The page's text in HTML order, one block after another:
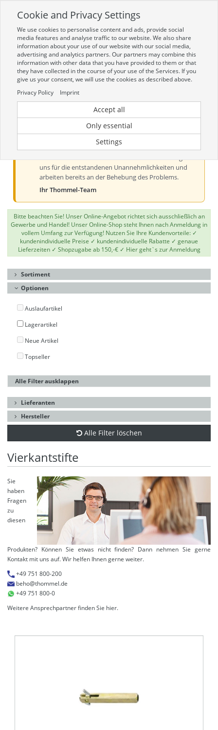
Zur mobilen Kompaktversion (Login erforderlich)
Toggle
navigation
Aktueller Hinweis zur Preis- und
Verfügbarkeitsanzeige
Liebe Kundinnen und Kunden, derzeit kann es bei der
Preis- und Verfügbarkeitsanzeige aus technischen
uns für die entstandenen Unannehmlichkeiten und
arbeiten bereits an der Behebung des Problems.
Ihr Thommel-Team
Bitte beachten Sie! Unser Online-Angebot richtet sich ausschließlich an
Gewerbe und Handel! Unser Online-Shop steht Ihnen nach Anmeldung in
vollem Umfang zur Verfügung! Nutzen Sie Ihre Kundenvorteile: ✓
kundenindividuelle Preise ✓ kundenindividuelle Rabatte ✓ genaue
Lieferzeiten ✓ Shopzugabe ab 150,-€ ✓ Hier geht`s zur Anmeldung
Sortiment
Optionen
Auslaufartikel
Lagerartikel
Neue Artikel
Topseller
Alle Filter ausklappen
Lieferanten
Hersteller
Alle Filter löschen
Vierkantstifte
Sie
haben
Fragen
zu
diesen
Produkten? Können Sie etwas nicht finden? Dann nehmen Sie gerne
Kontakt mit uns auf. Wir helfen Ihnen gerne weiter.
+49 751 800-200
beho@thommel.de
+49 751 800-0
Weitere Ansprechpartner finden Sie hier.
Cookie and Privacy Settings
We use cookies to personalise content and ads, provide social
media features and analyse traffic to our website. We also share
information about your use of our website with our social media,
advertising and analytics partners. Our partners may combine this
information with other data that you have provided to them or that
they have collected in the course of your use of the Services. If you
give us your consent, we will use the cookies as described above.
Privacy Policy
Imprint
Accept all
Only essential
Settings